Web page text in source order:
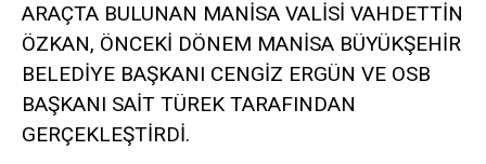
ARAÇTA BULUNAN MANİSA VALİSİ VAHDETTİN
ÖZKAN, ÖNCEKİ DÖNEM MANİSA BÜYÜKŞEHİR
BELEDİYE BAŞKANI CENGİZ ERGÜN VE OSB
BAŞKANI SAİT TÜREK TARAFINDAN
GERÇEKLEŞTİRDİ.